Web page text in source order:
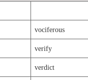
vociferous
verify
verdict